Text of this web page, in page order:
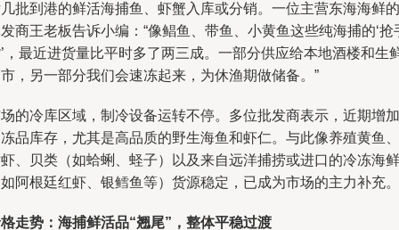
批到港的鲜活海捕鱼、虾蟹入库或分销。一位主营东海海鲜的
商王老板告诉小编：“像鲳鱼、带鱼、小黄鱼这些纯海捕的‘抢
，最近进货量比平时多了两三成。一部分供应给本地酒楼和生
，另一部分我们会速冻起来，为休渔期做储备。”
的冷库区域，制冷设备运转不停。多位批发商表示，近期增加
品库存，尤其是高品质的野生海鱼和虾仁。与此像养殖黄鱼、
、贝类（如蛤蜊、蛏子）以及来自远洋捕捞或进口的冷冻海鲜
阿根廷红虾、银鳕鱼等）货源稳定，已成为市场的主力补充。
走势：海捕鲜活品“翘尾”，整体平稳过渡